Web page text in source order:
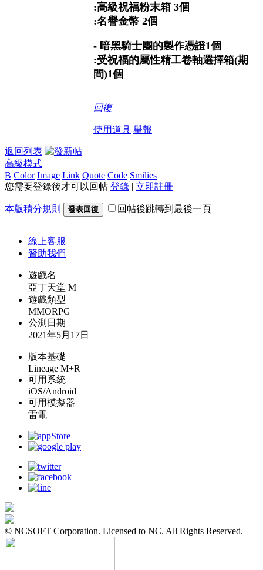
:高級祝福粉末箱 3個
:名譽金幣 2個
- 暗黑騎士團的製作憑證1個
:受祝福的屬性精工卷軸選擇箱(期
間)1個
回復
使用道具 舉報
返回列表
高級模式
B Color Image Link Quote Code Smilies
您需要登錄後才可以回帖 登錄 | 立即註冊
本版積分規則 發表回復 回帖後跳轉到最後一頁
線上客服
贊助我們
遊戲名
亞丁天堂 M
遊戲類型
MMORPG
公測日期
2021年5月17日
版本基礎
Lineage M+R
可用系統
iOS/Android
可用模擬器
雷電
© NCSOFT Corporation. Licensed to NC. All Rights Reserved.